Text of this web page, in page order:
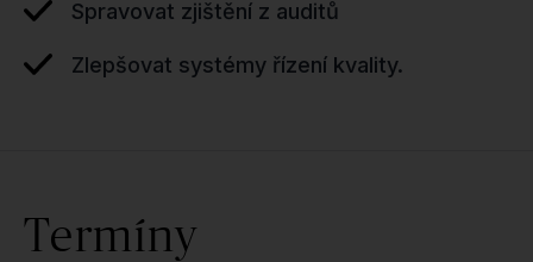
Spravovat zjištění z auditů
Zlepšovat systémy řízení kvality.
Termíny